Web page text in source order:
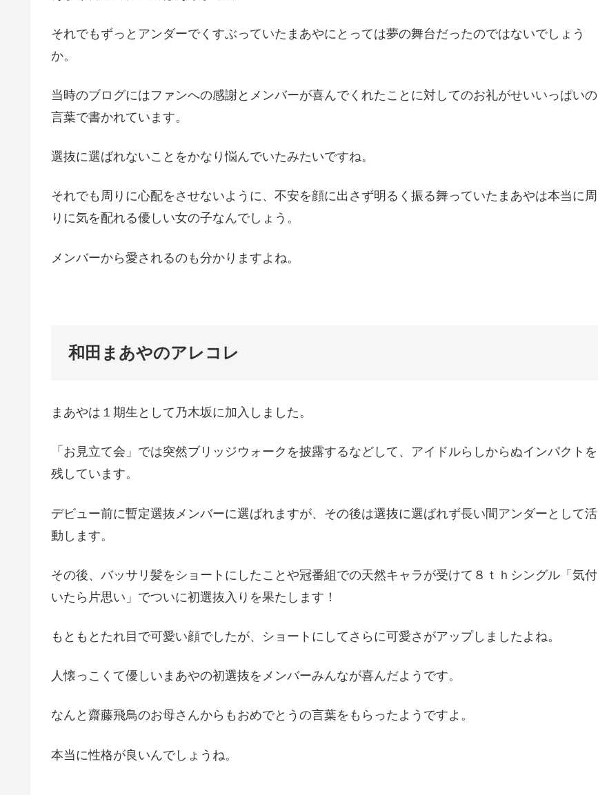
それでもずっとアンダーでくすぶっていたまあやにとっては夢の舞台だったのではないでしょう
か。
当時のブログにはファンへの感謝とメンバーが喜んでくれたことに対してのお礼がせいいっぱいの
言葉で書かれています。
選抜に選ばれないことをかなり悩んでいたみたいですね。
それでも周りに心配をさせないように、不安を顔に出さず明るく振る舞っていたまあやは本当に周
りに気を配れる優しい女の子なんでしょう。
メンバーから愛されるのも分かりますよね。
和田まあやのアレコレ
まあやは１期生として乃木坂に加入しました。
「お見立て会」では突然ブリッジウォークを披露するなどして、アイドルらしからぬインパクトを
残しています。
デビュー前に暫定選抜メンバーに選ばれますが、その後は選抜に選ばれず長い間アンダーとして活
動します。
その後、バッサリ髪をショートにしたことや冠番組での天然キャラが受けて８ｔｈシングル「気付
いたら片思い」でついに初選抜入りを果たします！
もともとたれ目で可愛い顔でしたが、ショートにしてさらに可愛さがアップしましたよね。
人懐っこくて優しいまあやの初選抜をメンバーみんなが喜んだようです。
なんと齋藤飛鳥のお母さんからもおめでとうの言葉をもらったようですよ。
本当に性格が良いんでしょうね。